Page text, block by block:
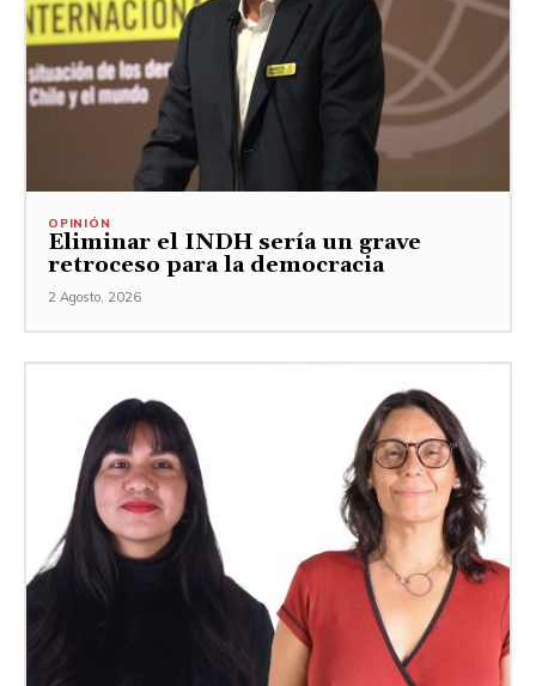
OPINIÓN
Eliminar el INDH sería un grave
retroceso para la democracia
2 Agosto, 2026